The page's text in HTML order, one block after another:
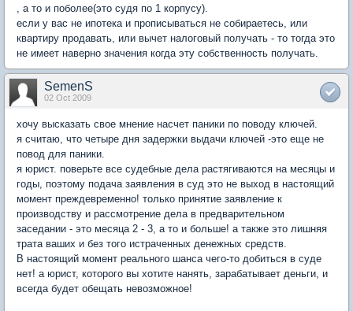
, а то и поболее(это судя по 1 корпусу).
если у вас не ипотека и прописываться не собираетесь, или
квартиру продавать, или вычет налоговый получать - то тогда это
не имеет наверно значения когда эту собственность получать.
SemenS
02 Oct 2009
хочу высказать свое мнение насчет паники по поводу ключей.
я считаю, что четыре дня задержки выдачи ключей -это еще не
повод для паники.
я юрист. поверьте все судебные дела растягиваются на месяцы и
годы, поэтому подача заявления в суд это не выход в настоящий
момент преждевременно! только принятие заявление к
производству и рассмотрение дела в предварительном
заседании - это месяца 2 - 3, а то и больше! а также это лишняя
трата ваших и без того истраченных денежных средств.
В настоящий момент реального шанса чего-то добиться в суде
нет! а юрист, которого вы хотите нанять, зарабатывает деньги, и
всегда будет обещать невозможное!